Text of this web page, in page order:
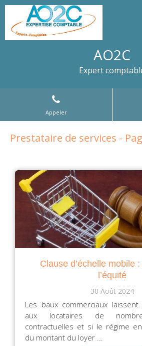
AO2C
Expert
Appeler
Prestataire de services -
Clause d’échelle mobile
l’équité
30 Août 2024
Les baux commerciaux
aux locataires de
contractuelles et si le régime
du montant du loyer ...